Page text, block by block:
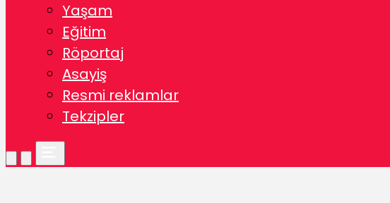
Yaşam
Eğitim
Röportaj
Asayiş
Resmi reklamlar
Tekzipler